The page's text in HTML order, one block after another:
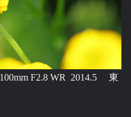
F2.8 WR 2014.5 東